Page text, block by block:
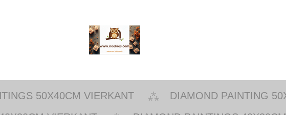
50X40CM VIERKANT
DIAMOND PAINTING